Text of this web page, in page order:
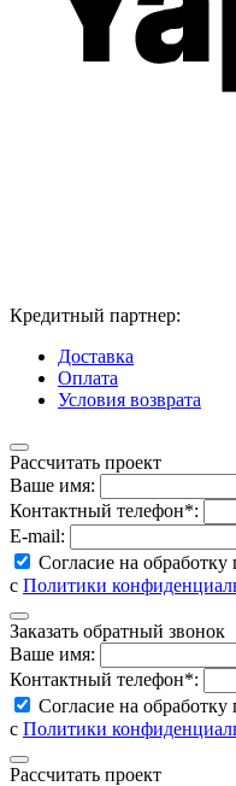
Кредитный партнер:
Доставка
Оплата
Условия возврата
Рассчитать проект
Ваше имя:
Контактный телефон*:
E-mail:
Согласие на
с Политики
Заказать обратный звонок
Ваше имя:
Контактный телефон*:
Согласие на
с Политики
Рассчитать проект